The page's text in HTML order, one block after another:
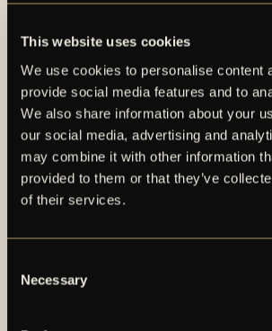
This website uses cookies
We use cookies to personalise content
provide social media features and to
We also share information about your
our social media, advertising and
may combine it with other information
provided to them or that they’ve
of their services.
Selection
Necessary
kopplat till klubbens existerande
med förståelse och förmåga att
som bygger en stark organisation
och delegering. Förmåga att driva
struktur och leverera mot uppsatta
ROLLEN SOM VD OCH
FOTBOLL HAR UNDER FLERA ÅR
STYRELSEN PÅ DET OCH VAD GÖRS
Vårt mål är att skapa långsiktiga